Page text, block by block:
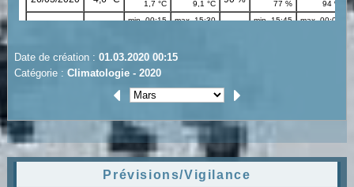
Date de création : 01.03.2020 00:15
Catégorie : Climatologie - 2020
Prévisions/Vigilance